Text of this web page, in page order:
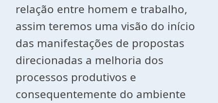
relação entre homem e trabalho,
assim teremos uma visão do início
das manifestações de propostas
direcionadas a melhoria dos
processos produtivos e
consequentemente do ambiente